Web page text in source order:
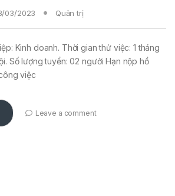
03/2023 Quản trị
Kinh doanh. Thời gian thử việc: 1 tháng
Số lượng tuyển: 02 người Hạn nộp hồ
việc
Leave a comment